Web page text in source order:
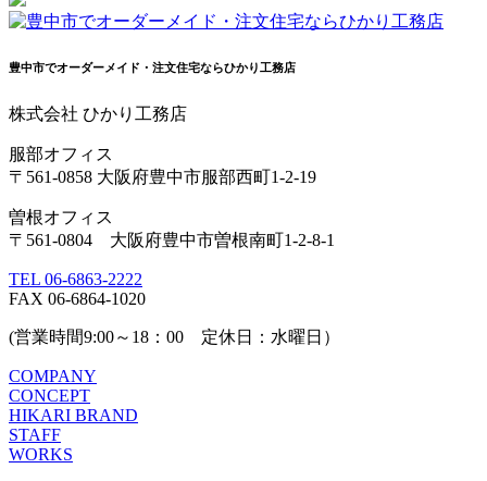
豊中市でオーダーメイド・注文住宅ならひかり工務店
株式会社 ひかり工務店
服部オフィス
〒561-0858 大阪府豊中市服部西町1-2-19
曽根オフィス
〒561-0804 大阪府豊中市曽根南町1-2-8-1
TEL 06-6863-2222
FAX 06-6864-1020
(営業時間9:00～18：00 定休日：水曜日）
COMPANY
CONCEPT
HIKARI BRAND
STAFF
WORKS